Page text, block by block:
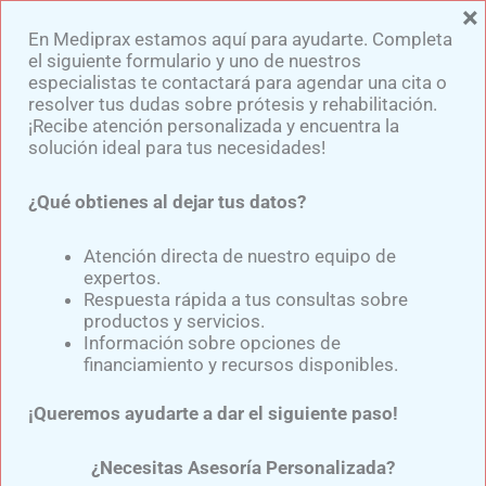
contenido
Avances En
Investigación
La investigación en prótesis está en una
etapa emocionante de innovación y
descubrimiento, con avances que
prometen transformar radicalmente la
estos dispositivos.
En Mediprax estamos aquí para ayudarte. Completa
el siguiente formulario y uno de nuestros
especialistas te contactará para agendar una cita o
resolver tus dudas sobre prótesis y rehabilitación.
¡Recibe atención personalizada y encuentra la
solución ideal para tus necesidades!
¿Qué obtienes al dejar tus datos?
Atención directa de nuestro equipo de
expertos.
Respuesta rápida a tus consultas sobre
productos y servicios.
Información sobre opciones de
financiamiento y recursos disponibles.
¡Queremos ayudarte a dar el siguiente paso!
¿Necesitas Asesoría Personalizada?
×